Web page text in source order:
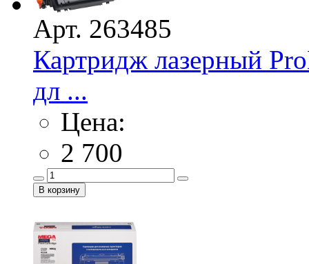
Арт. 263485
Картридж лазерный
дл ...
Цена:
2 700